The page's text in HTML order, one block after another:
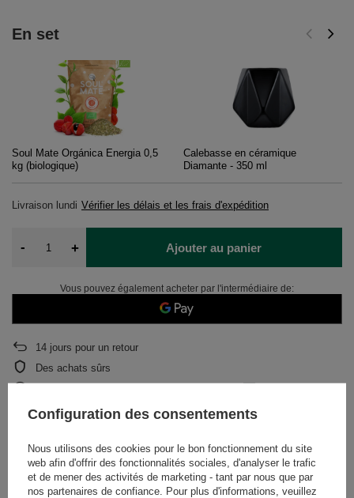
En set
Soul Mate Orgánica Energia 0,5
kg (biologique)
Calebasse en céramique
Diamante - 350 ml
Livraison lundi Vérifier les délais et les frais d'expédition
- + Ajouter au panier
Vous pouvez également acheter par l'intermédiaire de:
14 jours pour un retour
Des achats sûrs
DESCRIPTION
DÉTAILS
Configuration des consentements
Nous utilisons des cookies pour le bon fonctionnement du site
web afin d'offrir des fonctionnalités sociales, d'analyser le trafic
et de mener des activités de marketing - tant par nous que par
nos partenaires de confiance. Pour plus d'informations, veuillez